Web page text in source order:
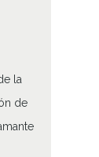
la
de